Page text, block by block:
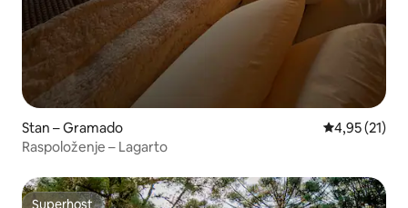
Stan – Gramado Prosječna
4,95 (21)
Raspoloženje – Lagarto
Superhost